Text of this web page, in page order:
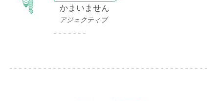
かまいません
アジェクティブ